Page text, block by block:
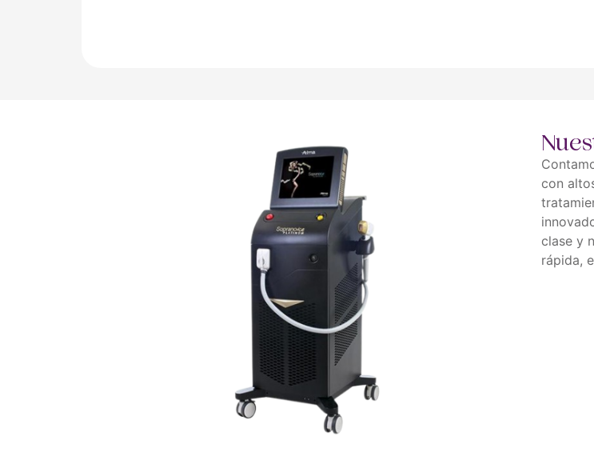
con
clase y
rápida,